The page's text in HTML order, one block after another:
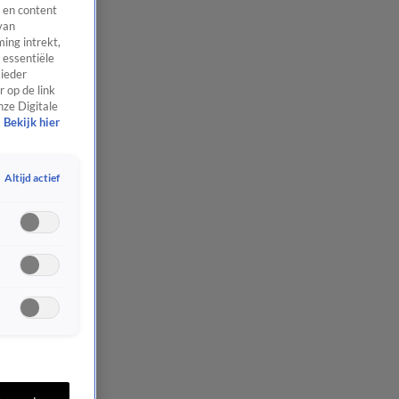
en content
intrekt,
op de link
Digitale
Bekijk hier
Altijd actief